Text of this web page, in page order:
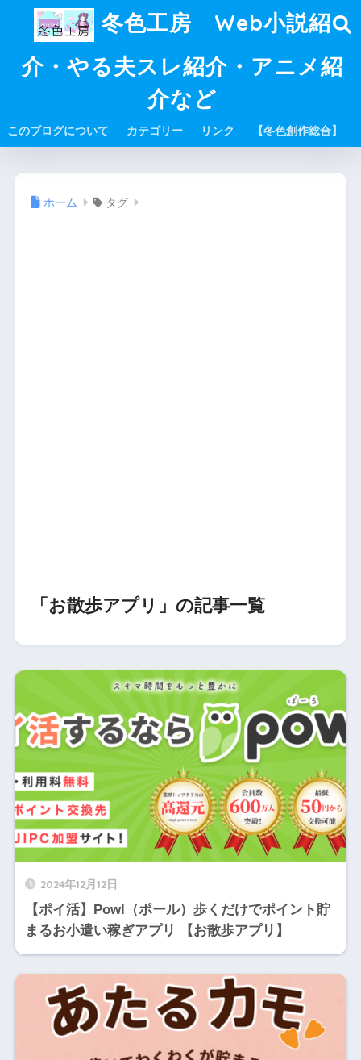
冬色工房 Web小説紹
介・やる夫スレ紹介・アニメ紹
介など
このブログについて カテゴリー リンク 【冬色創作総合】
ホーム タグ
「お散歩アプリ」の記事一覧
2024年12月12日
【ポイ活】Powl（ポール）歩くだけでポイント貯
まるお小遣い稼ぎアプリ 【お散歩アプリ】